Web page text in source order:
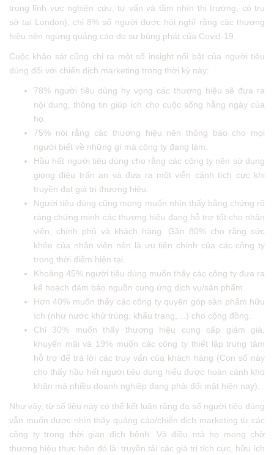
trong lĩnh vực nghiên cứu, tư vấn và tầm nhìn thị trường, có trụ
sở tại London), chỉ 8% số người được hỏi nghĩ rằng các thương
hiệu nên ngừng quảng cáo do sự bùng phát của Covid-19.
Cuộc khảo sát cũng chỉ ra một số insight nổi bật của người tiêu
dùng đối với chiến dịch marketing trong thời kỳ này:
78% người tiêu dùng hy vọng các thương hiệu sẽ đưa ra
nội dung, thông tin giúp ích cho cuộc sống hằng ngày của
họ.
75% nói rằng các thương hiệu nên thông báo cho mọi
người biết về những gì mà công ty đang làm.
Hầu hết người tiêu dùng cho rằng các công ty nên sử dụng
giọng điệu trấn an và đưa ra một viễn cảnh tích cực khi
truyền đạt giá trị thương hiệu.
Người tiêu dùng cũng mong muốn nhìn thấy bằng chứng rõ
ràng chứng minh các thương hiệu đang hỗ trợ tốt cho nhân
viên, chính phủ và khách hàng. Gần 80% cho rằng sức
khỏe của nhân viên nên là ưu tiên chính của các công ty
trong thời điểm hiện tại.
Khoảng 45% người tiêu dùng muốn thấy các công ty đưa ra
kế hoạch đảm bảo nguồn cung ứng dịch vụ/sản phẩm.
Hơn 40% muốn thấy các công ty quyên góp sản phẩm hữu
ích (như nước khử trùng, khẩu trang,…) cho cộng đồng.
Chỉ 30% muốn thấy thương hiệu cung cấp giảm giá,
khuyến mãi và 19% muốn các công ty thiết lập trung tâm
hỗ trợ để trả lời các truy vấn của khách hàng (Con số này
cho thấy hầu hết người tiêu dùng hiểu được hoàn cảnh khó
khăn mà nhiều doanh nghiệp đang phải đối mặt hiện nay).
Như vậy, từ số liệu này có thể kết luận rằng đa số người tiêu dùng
vẫn muốn được nhìn thấy quảng cáo/chiến dịch marketing từ các
công ty trong thời gian dịch bệnh. Và điều mà họ mong chờ
thương hiệu thực hiện đó là: truyền tải các giá trị tích cực, hữu ích